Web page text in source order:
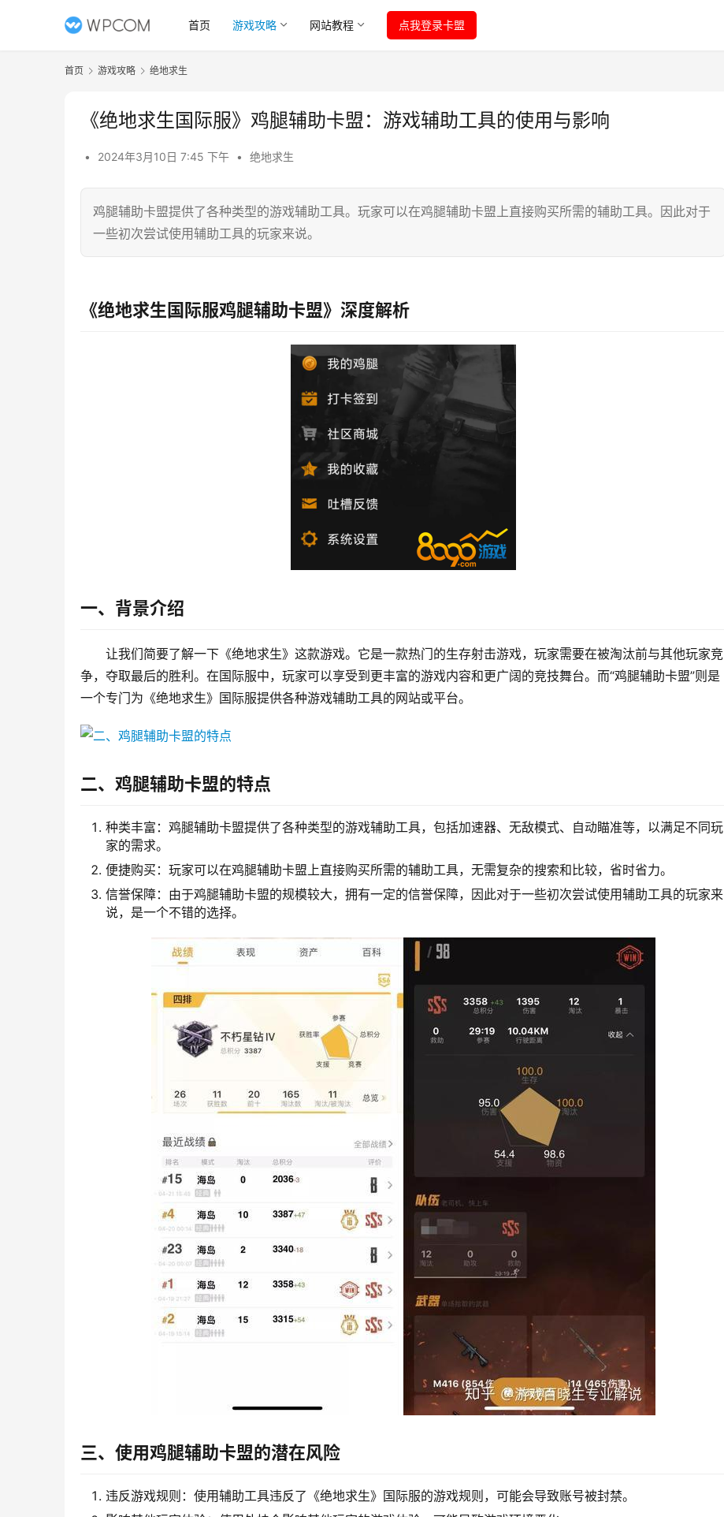
首页 游戏攻略 网站教程 点我登录卡盟
首页 游戏攻略 绝地求生
《绝地求生国际服》鸡腿辅助卡盟：游戏辅助工具的使用与影响
• 2024年3月10日 7:45 下午 • 绝地求生
鸡腿辅助卡盟提供了各种类型的游戏辅助工具。玩家可以在鸡腿辅助卡盟上直接购买所需的辅助工具。因此对于
一些初次尝试使用辅助工具的玩家来说。
《绝地求生国际服鸡腿辅助卡盟》深度解析
一、背景介绍
让我们简要了解一下《绝地求生》这款游戏。它是一款热门的生存射击游戏，玩家需要在被淘汰前与其他玩家竞
争，夺取最后的胜利。在国际服中，玩家可以享受到更丰富的游戏内容和更广阔的竞技舞台。而“鸡腿辅助卡盟”则是
一个专门为《绝地求生》国际服提供各种游戏辅助工具的网站或平台。
二、鸡腿辅助卡盟的特点
种类丰富：鸡腿辅助卡盟提供了各种类型的游戏辅助工具，包括加速器、无敌模式、自动瞄准等，以满足不同玩
家的需求。
便捷购买：玩家可以在鸡腿辅助卡盟上直接购买所需的辅助工具，无需复杂的搜索和比较，省时省力。
信誉保障：由于鸡腿辅助卡盟的规模较大，拥有一定的信誉保障，因此对于一些初次尝试使用辅助工具的玩家来
说，是一个不错的选择。
三、使用鸡腿辅助卡盟的潜在风险
违反游戏规则：使用辅助工具违反了《绝地求生》国际服的游戏规则，可能会导致账号被封禁。